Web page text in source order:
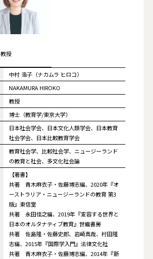
教授
中村 浩子（ナカムラ ヒロコ）
NAKAMURA HIROKO
教授
博士（教育学/東京大学）
日本社会学会、日本文化人類学会、日本教育
社会学会、日本比較教育学会
教育社会学、比較社会学、ニュージーランド
の教育と社会、多文化社会論
【著書】
共著 青木麻衣子・佐藤博志編、2020年『オ
ーストラリア・ニュージーランドの教育 第3
版』東信堂
共著 永田佳之編、2019年『変容する世界と
日本のオルタナティブ教育』世織書房
共著 佐島隆・佐藤史郎、岩崎真哉、村田隆
志編、2015年『国際学入門』法律文化社
共著 青木麻衣子・佐藤博志編、2014年『新